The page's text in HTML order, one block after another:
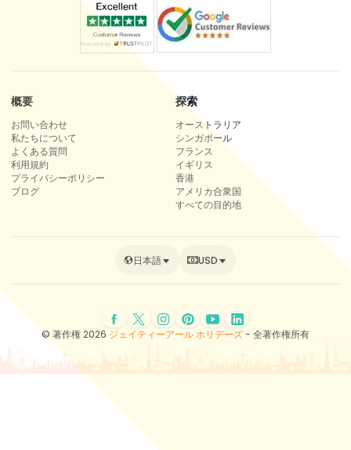
概要
お問い合わせ
私たちについて
よくある質問
利用規約
プライバシーポリシー
ブログ
探索
オーストラリア
シンガポール
フランス
イギリス
香港
アメリカ合衆国
すべての目的地
日本語 USD
© 著作権 2026 ジェイティーアール ホリデーズ- 全著作権所有